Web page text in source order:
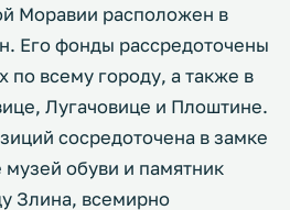
Моравии расположен в
Его фонды рассредоточены
по всему городу, а также в
Лугачовице и Плоштине.
сосредоточена в замке
обуви и памятник
Злина, всемирно